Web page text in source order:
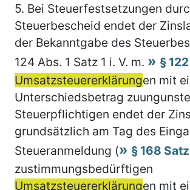
5. Bei Steuerfestsetzungen
Steuerbescheid endet der
der Bekanntgabe des
124 Abs. 1 Satz 1 i. V. m.
§
Umsatzsteuererklärungen mit
Unterschiedsbetrag
Steuerpflichtigen endet der
grundsätzlich am Tag des
Steueranmeldung (
§ 168 Satz
zustimmungsbedürftigen
Umsatzsteuererklärungen mit